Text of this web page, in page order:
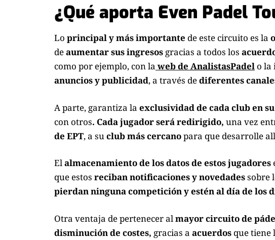
¿Qué aporta Even Padel
Lo principal y más importante de este circuito es la
deaumentar sus ingresos gracias a todos los
como por ejemplo, con la web de AnalistasPadel o la
anuncios y publicidad, a través dediferentes
A parte, garantiza la exclusividad de cada club en
con otros. Cada jugador será redirigido, una vez
de EPT, a su club más cercanopara que desarrolle
Elalmacenamiento de los datos de estos jugadores
que estos reciban notificaciones y novedadessobre
pierdan ninguna competición y estén al día de los
Otra ventaja de pertenecer al mayor circuito de
disminución de costes, gracias a acuerdos que tiene